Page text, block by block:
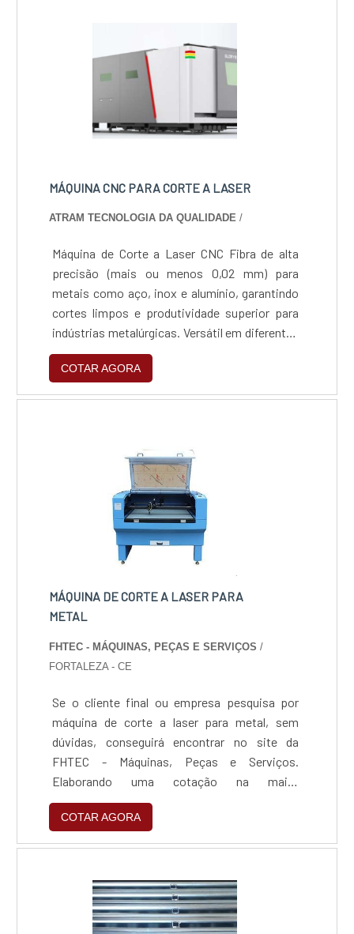
grandes placas, utilizando alta tecnologia para
efetuar as marcações, ainda que em materiai.
MÁQUINA CNC PARA CORTE A LASER
ATRAM TECNOLOGIA DA QUALIDADE /
Máquina de Corte a Laser CNC Fibra de alta
precisão (mais ou menos 0,02 mm) para
metais como aço, inox e alumínio, garantindo
cortes limpos e produtividade superior para
indústrias metalúrgicas. Versátil em diferentes
materiais e espessuras, de protótipos a
grandes lotes, permitindo que fabricantes de
estruturas e caldeirarias reduzam custos e
elétrico, proporcionando rápido retorno sobre
o investimento e competitividade no
fornecimento de peças sob medida.
COTAR AGORA
MÁQUINA DE CORTE A LASER PARA
METAL
FHTEC - MÁQUINAS, PEÇAS E SERVIÇOS /
FORTALEZA - CE
Se o cliente final ou empresa pesquisa por
máquina de corte a laser para metal, sem
dúvidas, conseguirá encontrar no site da
FHTEC - Máquinas, Peças e Serviços.
Elaborando uma cotação na maior
especialista do segmento e encontrando a
sofisticação, qualidade e preço justo em um
só lugar.Quando a questão é máquina de corte
Peças e Serviços o cliente conseguirá
proteção com consultoria para compra de
máquinas a laser.MAIS DETALHES SOBRE
COTAR AGORA